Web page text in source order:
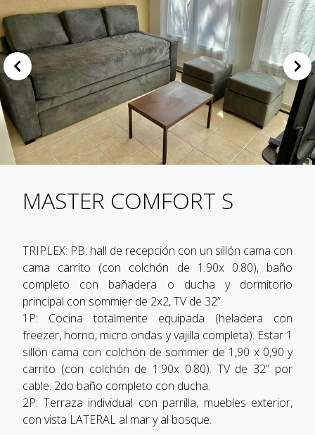
MASTER COMFORT S
TRIPLEX: PB: hall de recepción con un sillón cama con
cama carrito (con colchón de 1.90x 0.80), baño
completo con bañadera o ducha y dormitorio
principal con sommier de 2x2, TV de 32”.
1P: Cocina totalmente equipada (heladera con
freezer, horno, micro ondas y vajilla completa). Estar 1
sillón cama con colchón de sommier de 1,90 x 0,90 y
carrito (con colchón de 1.90x 0.80). TV de 32” por
cable. 2do baño completo con ducha.
2P: Terraza individual con parrilla, muebles exterior,
con vista LATERAL al mar y al bosque.